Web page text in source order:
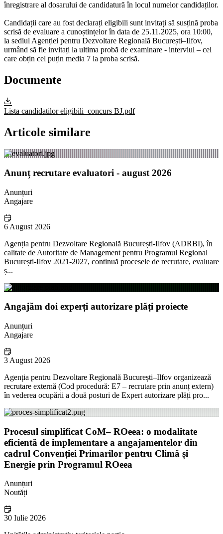
înregistrare al dosarului de candidatură în locul numelor candidaților.
Candidații care au fost declarați eligibili sunt invitați să susțină proba
scrisă de evaluare a cunoștințelor în data de 25.11.2025, ora 10:00,
la sediul Agenției pentru Dezvoltare Regională București–Ilfov,
urmând să fie invitați la ultima probă de examinare - interviul – cei
care obțin cel puțin media 7 la proba scrisă.
Documente
Lista candidatilor eligibili_concurs BJ.pdf
Articole similare
Anunț recrutare evaluatori - august 2026
Anunțuri
Angajare
6 August 2026
Agenția pentru Dezvoltare Regională București-Ilfov (ADRBI), în
calitate de Autoritate de Management pentru Programul Regional
București-Ilfov 2021-2027, continuă procesele de recrutare, evaluare
ș...
Angajăm doi experți autorizare plăți proiecte
Anunțuri
Angajare
3 August 2026
Agenția pentru Dezvoltare Regională București–Ilfov organizează
recrutare externă (Cod procedură: E7 – recrutare prin anunț extern)
în vederea ocupării a două posturi de Expert autorizare plăți pro...
Procesul simplificat CoM– ROeea: o modalitate
eficientă de implementare a angajamentelor din
cadrul Convenției Primarilor pentru Climă și
Energie prin Programul ROeea
Anunțuri
Noutăți
30 Iulie 2026